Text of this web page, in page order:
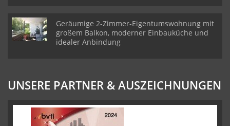
Geräumige 2-Zimmer-Eigentumswohnung mit
großem Balkon, moderner Einbauküche und
idealer Anbindung
UNSERE PARTNER & AUSZEICHNUNGEN